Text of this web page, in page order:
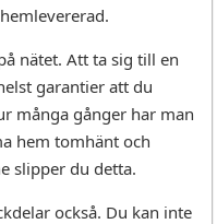
nätet. Att ta sig till en
garantier att du
många gånger har man
hem tomhänt och
slipper du detta.
också. Du kan inte